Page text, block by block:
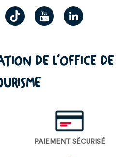
DE L’OFFICE DE
PAIEMENT SÉCURISÉ